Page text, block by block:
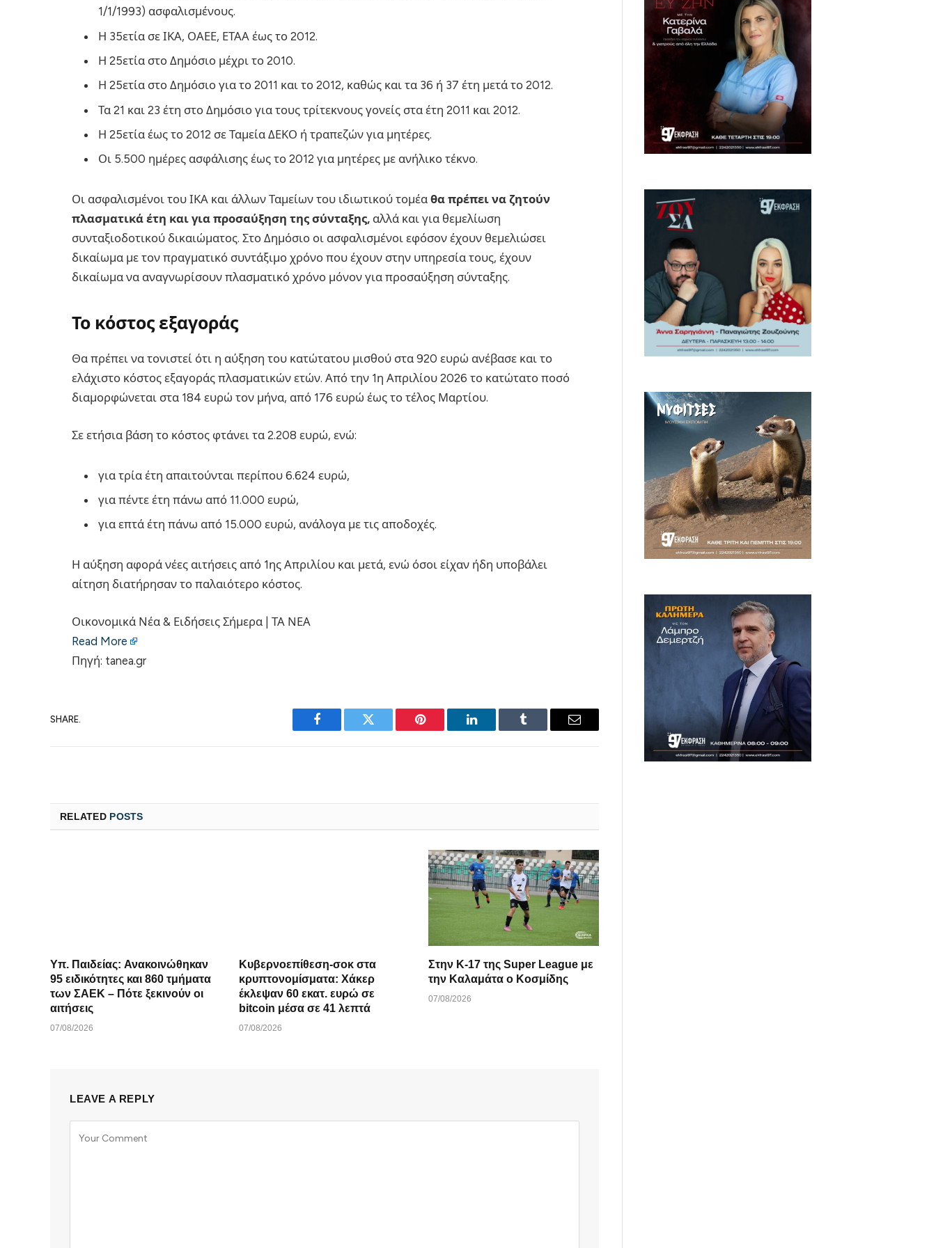
1/1/1993) ασφαλισμένους.
Η 35ετία σε ΙΚΑ, ΟΑΕΕ, ΕΤΑΑ έως το 2012.
Η 25ετία στο Δημόσιο μέχρι το 2010.
Η 25ετία στο Δημόσιο για το 2011 και το 2012, καθώς και τα 36 ή 37 έτη μετά το 2012.
Τα 21 και 23 έτη στο Δημόσιο για τους τρίτεκνους γονείς στα έτη 2011 και 2012.
Η 25ετία έως το 2012 σε Ταμεία ΔΕΚΟ ή τραπεζών για μητέρες.
Οι 5.500 ημέρες ασφάλισης έως το 2012 για μητέρες με ανήλικο τέκνο.
Οι ασφαλισμένοι του ΙΚΑ και άλλων Ταμείων του ιδιωτικού τομέα θα πρέπει να ζητούν
πλασματικά έτη και για προσαύξηση της σύνταξης, αλλά και για θεμελίωση
συνταξιοδοτικού δικαιώματος. Στο Δημόσιο οι ασφαλισμένοι εφόσον έχουν θεμελιώσει
δικαίωμα με τον πραγματικό συντάξιμο χρόνο που έχουν στην υπηρεσία τους, έχουν
δικαίωμα να αναγνωρίσουν πλασματικό χρόνο μόνον για προσαύξηση σύνταξης.
Το κόστος εξαγοράς
Θα πρέπει να τονιστεί ότι η αύξηση του κατώτατου μισθού στα 920 ευρώ ανέβασε και το
ελάχιστο κόστος εξαγοράς πλασματικών ετών. Από την 1η Απριλίου 2026 το κατώτατο ποσό
διαμορφώνεται στα 184 ευρώ τον μήνα, από 176 ευρώ έως το τέλος Μαρτίου.
Σε ετήσια βάση το κόστος φτάνει τα 2.208 ευρώ, ενώ:
για τρία έτη απαιτούνται περίπου 6.624 ευρώ,
για πέντε έτη πάνω από 11.000 ευρώ,
για επτά έτη πάνω από 15.000 ευρώ, ανάλογα με τις αποδοχές.
Η αύξηση αφορά νέες αιτήσεις από 1ης Απριλίου και μετά, ενώ όσοι είχαν ήδη υποβάλει
αίτηση διατήρησαν το παλαιότερο κόστος.
Οικονομικά Νέα & Ειδήσεις Σήμερα | ΤΑ ΝΕΑ
Read More
Πηγή: tanea.gr
SHARE.
Facebook Twitter Pinterest LinkedIn Tumblr Email
RELATED POSTS
Υπ. Παιδείας: Ανακοινώθηκαν
95 ειδικότητες και 860 τμήματα
των ΣΑΕΚ – Πότε ξεκινούν οι
αιτήσεις
07/08/2026
Κυβερνοεπίθεση-σοκ στα
κρυπτονομίσματα: Χάκερ
έκλεψαν 60 εκατ. ευρώ σε
bitcoin μέσα σε 41 λεπτά
07/08/2026
Στην Κ-17 της Super League με
την Καλαμάτα ο Κοσμίδης
07/08/2026
LEAVE A REPLY